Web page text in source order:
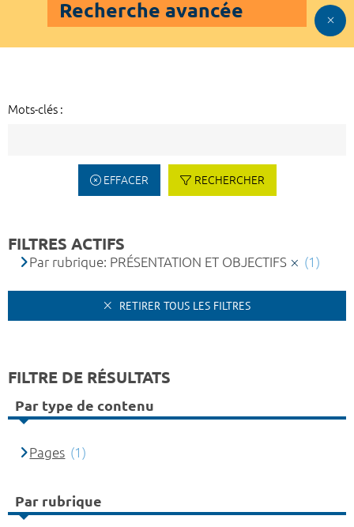
Recherche avancée
Mots-clés :
EFFACER RECHERCHER
FILTRES ACTIFS
Par rubrique: PRÉSENTATION ET OBJECTIFS (1)
RETIRER TOUS LES FILTRES
FILTRE DE RÉSULTATS
Par type de contenu
Pages (1)
Par rubrique